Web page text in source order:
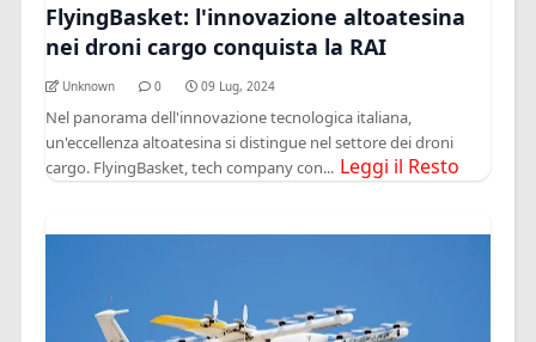
FlyingBasket: l'innovazione altoatesina
nei droni cargo conquista la RAI
Unknown 0 09 Lug, 2024
Nel panorama dell'innovazione tecnologica italiana,
un'eccellenza altoatesina si distingue nel settore dei droni
cargo. FlyingBasket, tech company con... Leggi il Resto